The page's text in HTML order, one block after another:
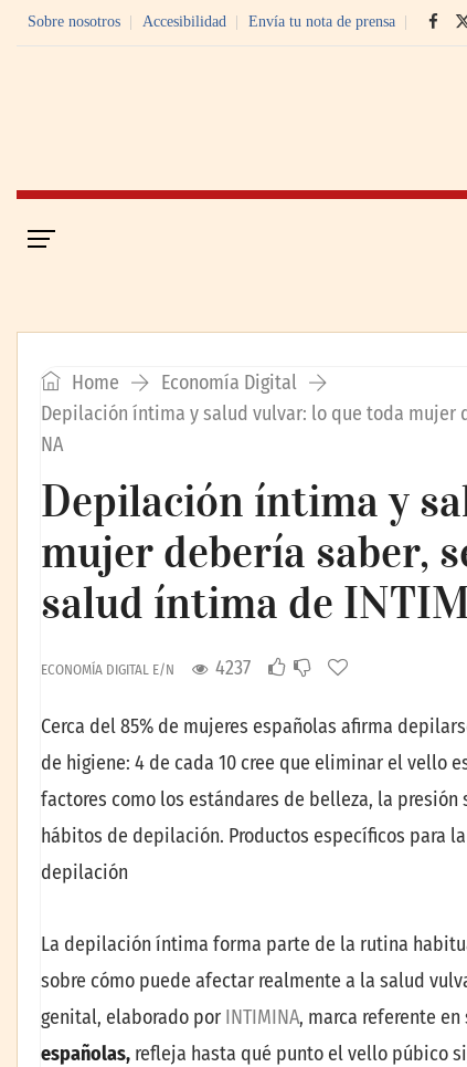
Sobre nosotros Accesibilidad Envía tu nota de prensa
Home
Economía Digital
Depilación íntima y salud vulvar: lo que toda mujer
NA
Depilación íntima y
mujer debería saber,
salud íntima de
ECONOMÍA DIGITAL E/N 4237
Cerca del 85% de mujeres españolas afirma
de higiene: 4 de cada 10 cree que eliminar el vello
factores como los estándares de belleza, la
hábitos de depilación. Productos específicos para
depilación
La depilación íntima forma parte de la rutina
sobre cómo puede afectar realmente a la salud
genital, elaborado por INTIMINA, marca referente
españolas, refleja hasta qué punto el vello púbico